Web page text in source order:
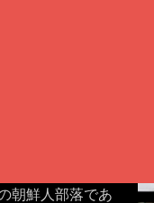
朝鮮人部落であ